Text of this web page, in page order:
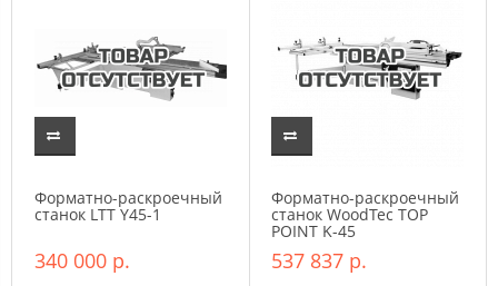
Форматно-раскроечный
станок LTT Y45-1
340 000 р.
Форматно-раскроечный
станок WoodTec TOP
POINT K-45
537 837 р.